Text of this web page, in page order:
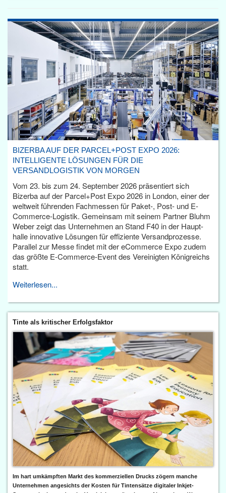
BIZERBA AUF DER PARCEL+POST EXPO 2026:
INTELLIGENTE LÖSUNGEN FÜR DIE
VERSANDLOGISTIK VON MORGEN
Vom 23. bis zum 24. September 2026 präsentiert sich
Bizerba auf der Parcel+Post Expo 2026 in London, einer der
weltweit führenden Fachmessen für Paket-, Post- und E-
Commerce-Logistik. Gemeinsam mit seinem Partner Bluhm
Weber zeigt das Unternehmen an Stand F40 in der Haupt­
halle innovative Lösungen für effiziente Versandprozesse.
Parallel zur Messe findet mit der eCommerce Expo zudem
das größte E-Commerce-Event des Vereinigten Königreichs
statt.
Weiterlesen...
Tinte als kritischer Erfolgsfaktor
Im hart umkämpften Markt des kommerziellen Drucks zögern manche
Unternehmen angesichts der Kosten für Tintensätze digitaler Inkjet-